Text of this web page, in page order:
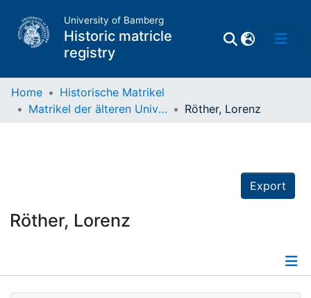
University of Bamberg
Historic matricle
registry
Home
Historische Matrikel
Matrikel der älteren Universität
Röther, Lorenz
Export
Röther, Lorenz
Details